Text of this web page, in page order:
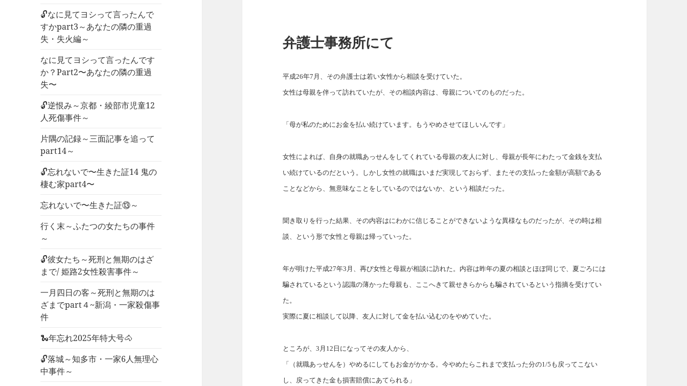
ニ
ュ
展
開
🔓なに見てヨシって言ったんで
すかpart3～あなたの隣の重過
失・失火編～
なに見てヨシって言ったんです
か？Part2〜あなたの隣の重過
失〜
🔓逆恨み～京都・綾部市児童12
人死傷事件～
片隅の記録～三面記事を追って
part14～
🔓忘れないで〜生きた証14 鬼の
棲む家part4〜
忘れないで〜生きた証⑬～
行く末～ふたつの女たちの事件
～
🔓彼女たち～死刑と無期のはざ
まで/ 姫路2女性殺害事件～
一月四日の客～死刑と無期のは
ざまでpart４~新潟・一家殺傷事
件
🐍年忘れ2025年特大号🐴
🔓落城～知多市・一家6人無理心
中事件～
弁護士事務所にて
平成26年7 月、その弁護士は若い女性から相談を受けていた。
女性は母親を伴って訪れていたが、その相談内容は、母親についてのものだった。
「母が私のためにお金を払い続けています。もうやめさせてほしいんです」
女性によれば、自身の就職あっせんをしてくれている母親の友人に対し、母親が長年にわたって金銭を支払
い続けているのだという。しかし女性の就職はいまだ実現しておらず、またその支払った金額が高額である
ことなどから、無意味なことをしているのではないか、という相談だった。
聞き取りを行った結果、その内容はにわかに信じることができないような異様なものだったが、その時は相
談、という形で女性と母親は帰っていった。
年が明けた平成27年3 月、再び女性と母親が相談に訪れた。内容は昨年の夏の相談とほぼ同じで、夏ごろには
騙されているという認識の薄かった母親も、ここへきて親せきらからも騙されているという指摘を受けてい
た。
実際に夏に相談して以降、友人に対して金を払い込むのをやめていた。
ところが、3 月 12 日になってその友人から、
「（就職あっせんを）やめるにしてもお金がかかる。今やめたらこれまで支払った分の1/5 も戻ってこない
し、戻ってきた金も損害賠償にあてられる」